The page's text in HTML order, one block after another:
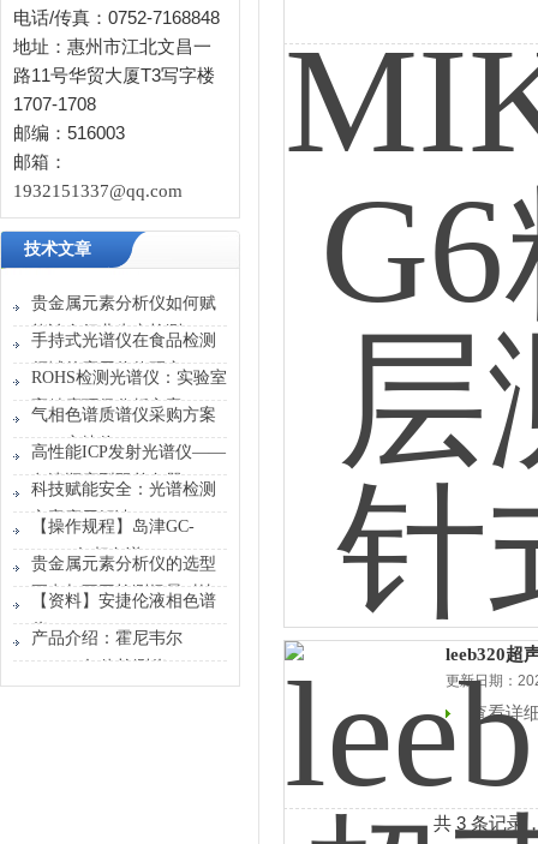
电话/传真：0752-7168848
地址：惠州市江北文昌一
路11号华贸大厦T3写字楼
1707-1708
邮编：516003
邮箱：
1932151337@qq.com
技术文章
贵金属元素分析仪如何赋
能冶金行业生产检测
手持式光谱仪在食品检测
领域的应用价值研究
ROHS检测光谱仪：实验室
高精度环保分析方案
气相色谱质谱仪采购方案
——安捷伦5977C
GC/MSD
高性能ICP发射光谱仪——
岛津顺序型双单色器
科技赋能安全：光谱检测
方案应用解读
【操作规程】岛津GC-
2014C气相色谱
贵金属元素分析仪的选型
要点与不同检测场景对比
【资料】安捷伦液相色谱
仪
产品介绍：霍尼韦尔
FLEX4气体检测仪
leeb320超
更新日期：
查看详
共 3 条记录